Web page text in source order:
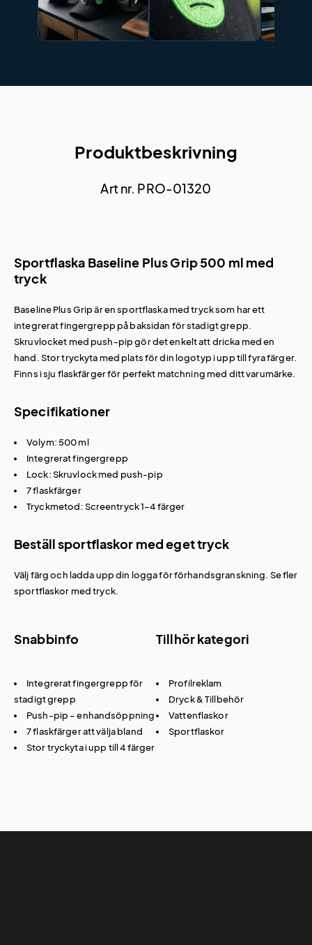
Produktbeskrivning
Art nr. PRO-01320
Sportflaska Baseline Plus Grip 500 ml med
tryck
Baseline Plus Grip är en sportflaska med tryck som har ett
integrerat fingergrepp på baksidan för stadigt grepp.
Skruvlocket med push-pip gör det enkelt att dricka med en
hand. Stor tryckyta med plats för din logotyp i upp till fyra färger.
Finns i sju flaskfärger för perfekt matchning med ditt varumärke.
Specifikationer
Volym: 500 ml
Integrerat fingergrepp
Lock: Skruvlock med push-pip
7 flaskfärger
Tryckmetod: Screentryck 1–4 färger
Beställ sportflaskor med eget tryck
Välj färg och ladda upp din logga för förhandsgranskning. Se fler
sportflaskor med tryck.
Snabbinfo
Integrerat fingergrepp för
stadigt grepp
Push-pip – enhandsöppning
7 flaskfärger att välja bland
Stor tryckyta i upp till 4 färger
Tillhör kategori
Profilreklam
Dryck & Tillbehör
Vattenflaskor
Sportflaskor